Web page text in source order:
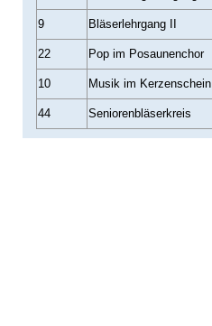
9 Bläserlehrgang II
22 Pop im Posaunenchor
10 Musik im Kerzenschein
44 Seniorenbläserkreis